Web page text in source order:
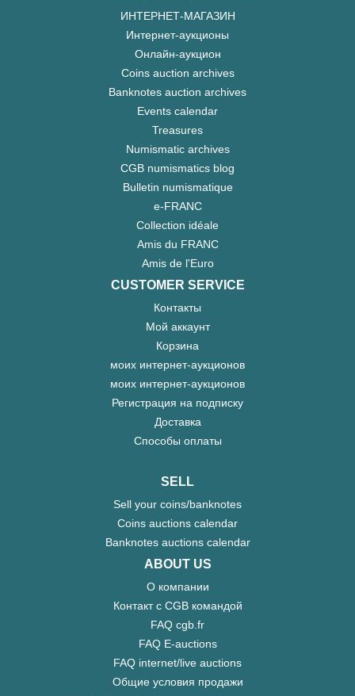
ИНТЕРНЕТ-МАГАЗИН
Интернет-аукционы
Онлайн-аукцион
Coins auction archives
Banknotes auction archives
Events calendar
Treasures
Numismatic archives
CGB numismatics blog
Bulletin numismatique
e-FRANC
Collection idéale
Amis du FRANC
Amis de l'Euro
CUSTOMER SERVICE
Контакты
Мой аккаунт
Корзина
моих интернет-аукционов
моих интернет-аукционов
Регистрация на подписку
Доставка
Способы оплаты
SELL
Sell your coins/banknotes
Coins auctions calendar
Banknotes auctions calendar
ABOUT US
О компании
Контакт с CGB командой
FAQ cgb.fr
FAQ E-auctions
FAQ internet/live auctions
Общие условия продажи